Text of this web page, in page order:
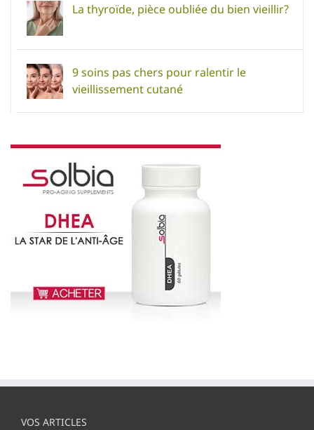
La thyroïde, pièce oubliée du bien vieillir?
9 soins pas chers pour ralentir le
vieillissement cutané
VOS ARTICLES